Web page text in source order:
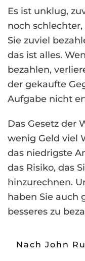
Es ist unklug,
noch
Sie zuviel
das ist alles.
bezahlen,
der gekaufte
Aufgabe nicht
Das Gesetz der
wenig Geld viel
das niedrigste
das Risiko, das
hinzurechnen.
haben Sie auch
besseres zu
Nach John